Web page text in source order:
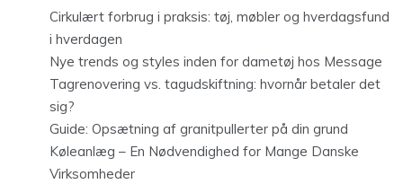
Cirkulært forbrug i praksis: tøj, møbler og hverdagsfund
i hverdagen
Nye trends og styles inden for dametøj hos Message
Tagrenovering vs. tagudskiftning: hvornår betaler det
sig?
Guide: Opsætning af granitpullerter på din grund
Køleanlæg – En Nødvendighed for Mange Danske
Virksomheder